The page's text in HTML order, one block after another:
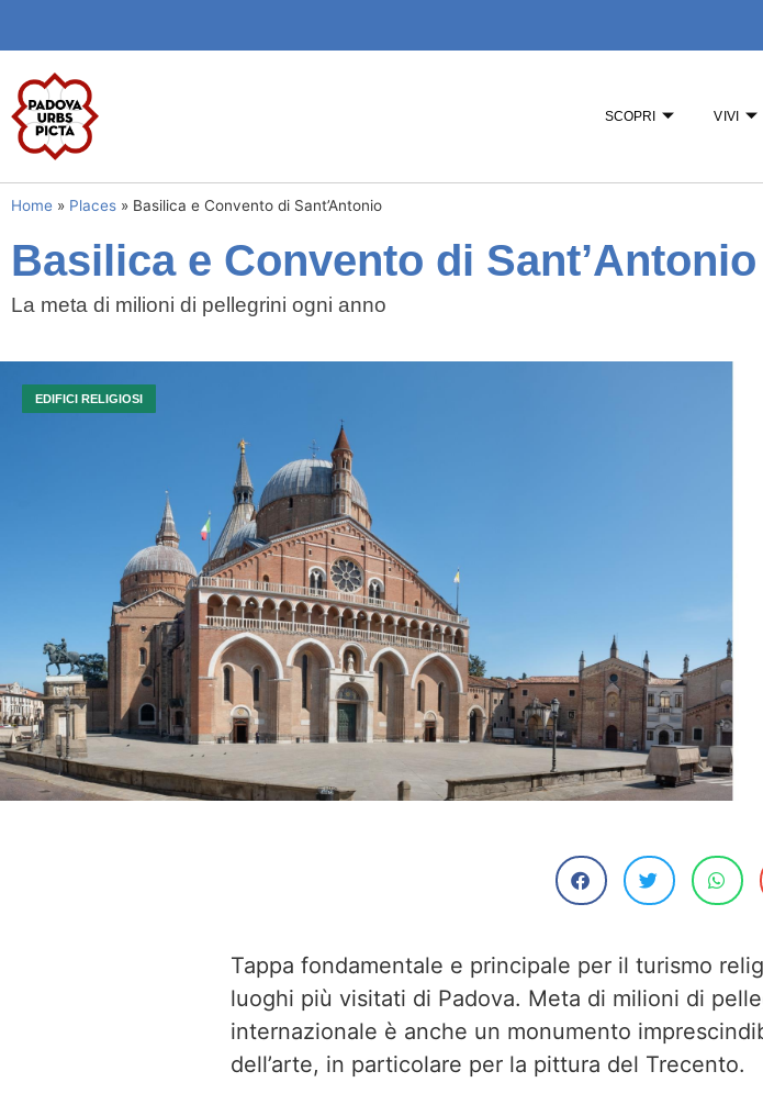
SCOPRI VIVI
Home » Places » Basilica e Convento di Sant’Antonio
Basilica e Convento di Sant’Antonio
La meta di milioni di pellegrini ogni anno
EDIFICI RELIGIOSI
Tappa fondamentale e principale per il turismo
luoghi più visitati di Padova. Meta di milioni di
internazionale è anche un monumento
dell’arte, in particolare per la pittura del Trecento.